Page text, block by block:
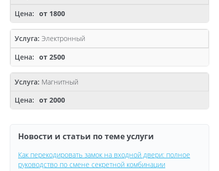
от 1800
Электронный
от 2500
Магнитный
от 2000
Новости и статьи по теме услуги
Как перекодировать замок на входной двери: полное
руководство по смене секретной комбинации